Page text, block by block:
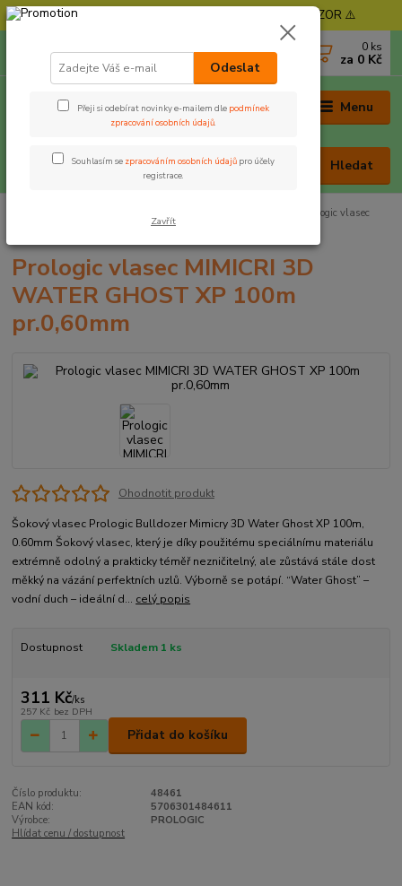
⚠️ POZOR - Objednávky expedujeme od 11. 8. - POZOR ⚠️
Menu
Hledat
0 ks
za 0 Kč
Prologic vlasec
MIMICRI 3D WATER GHOST XP 100m pr.0,60mm
Prologic vlasec MIMICRI 3D
WATER GHOST XP 100m
pr.0,60mm
Ohodnotit produkt
Šokový vlasec Prologic Bulldozer Mimicry 3D Water Ghost XP 100m,
0.60mm Šokový vlasec, který je díky použitému speciálnímu materiálu
extrémně odolný a prakticky téměř nezničitelný, ale zůstává stále dost
měkký na vázání perfektních uzlů. Výborně se potápí. “Water Ghost” –
vodní duch – ideální d... celý popis
Dostupnost Skladem 1 ks
311 Kč/ks
257 Kč bez DPH
Přidat do košíku
Číslo produktu:
48461
EAN kód:
5706301484611
Výrobce:
PROLOGIC
Hlídat cenu / dostupnost
Odeslat
Přeji si odebírat novinky e-mailem dle podmínek
zpracování osobních údajů.
Souhlasím se zpracováním osobních údajů pro účely
registrace.
Zavřít